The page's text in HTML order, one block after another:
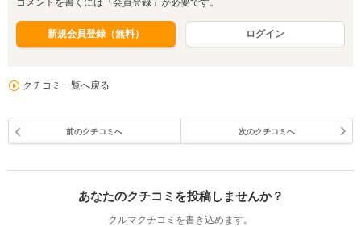
コメントを書くには「会員登録」が必要です。
新規会員登録（無料） ログイン
クチコミ一覧へ戻る
前のクチコミへ 次のクチコミへ
あなたのクチコミを投稿しませんか？
クルマクチコミを書き込めます。